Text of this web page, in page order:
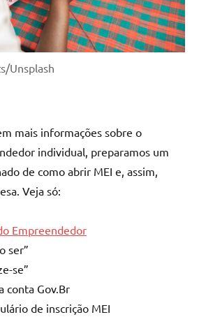
Unsplash
mais informações sobre o
individual, preparamos um
de como abrir MEI e, assim,
Veja só:
Empreendedor
ser”
se”
conta Gov.Br
de inscrição MEI